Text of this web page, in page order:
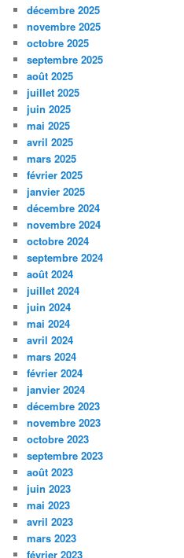
décembre 2025
novembre 2025
octobre 2025
septembre 2025
août 2025
juillet 2025
juin 2025
mai 2025
avril 2025
mars 2025
février 2025
janvier 2025
décembre 2024
novembre 2024
octobre 2024
septembre 2024
août 2024
juillet 2024
juin 2024
mai 2024
avril 2024
mars 2024
février 2024
janvier 2024
décembre 2023
novembre 2023
octobre 2023
septembre 2023
août 2023
juin 2023
mai 2023
avril 2023
mars 2023
février 2023